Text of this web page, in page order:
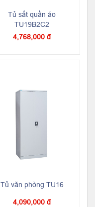
Tủ sắt quần áo
TU19B2C2
4,768,000 đ
Tủ văn phòng TU16
4,090,000 đ